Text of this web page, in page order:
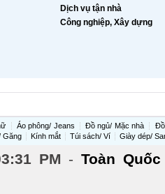
Dịch vụ tận nhà
Công nghiệp, Xây dựng
Áo phông/ Jeans Đồ ngủ/ Mặc nhà
Găng Kính mắt Túi sách/ Ví Giày dép/
PM -Toàn Quốc